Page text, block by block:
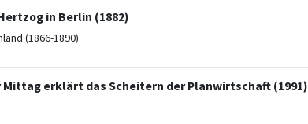
in Berlin (1882)
(1866-1890)
erklärt das Scheitern der Planwirtschaft (1991)